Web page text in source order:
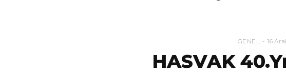
GENEL 16
HASVAK